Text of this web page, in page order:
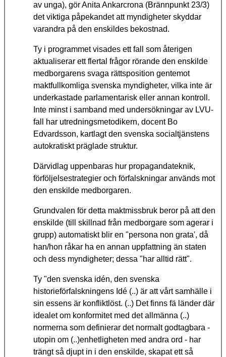
av unga), gör Anita Ankarcrona (Brännpunkt 23/3)
det viktiga påpekandet att myndigheter skyddar
varandra på den enskildes bekostnad.
Ty i programmet visades ett fall som återigen
aktualiserar ett flertal frågor rörande den enskilde
medborgarens svaga rättsposition gentemot
maktfullkomliga svenska myndigheter, vilka inte är
underkastade parlamentarisk eller annan kontroll.
Inte minst i samband med undersökningar av LVU-
fall har utredningsmetodikern, docent Bo
Edvardsson, kartlagt den svenska socialtjänstens
autokratiskt präglade struktur.
Därvidlag uppenbaras hur propagandateknik,
förföljelsestrategier och förfalskningar används mot
den enskilde medborgaren.
Grundvalen för detta maktmissbruk beror på att den
enskilde (till skillnad från medborgare som agerar i
grupp) automatiskt blir en "persona non grata', då
han/hon råkar ha en annan uppfattning än staten
och dess myndigheter; dessa "har alltid rätt".
Ty "den svenska idén, den svenska
historieförfalskningens Idé (..) är att vårt samhälle i
sin essens är konfliktlöst. (..) Det finns fä länder där
idealet om konformitet med det allmänna (..)
normerna som definierar det normalt godtagbara -
utopin om (..)enhetligheten med andra ord - har
trängt så djupt in i den enskilde, skapat ett så